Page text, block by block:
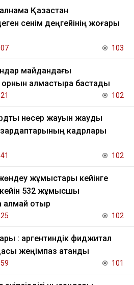
Қазақстан
сенім деңгейінің жоғары
103
майдандағы
алмастыра бастады
102
нөсер жауын жауды
кадрлары
102
жұмыстары кейінге
кейін 532 жұмысшы
алмай отыр
102
: аргентиндік фиджитал
жеңімпаз атанды
101